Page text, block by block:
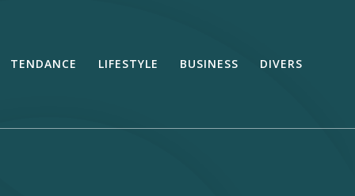
TENDANCE LIFESTYLE BUSINESS DIVERS